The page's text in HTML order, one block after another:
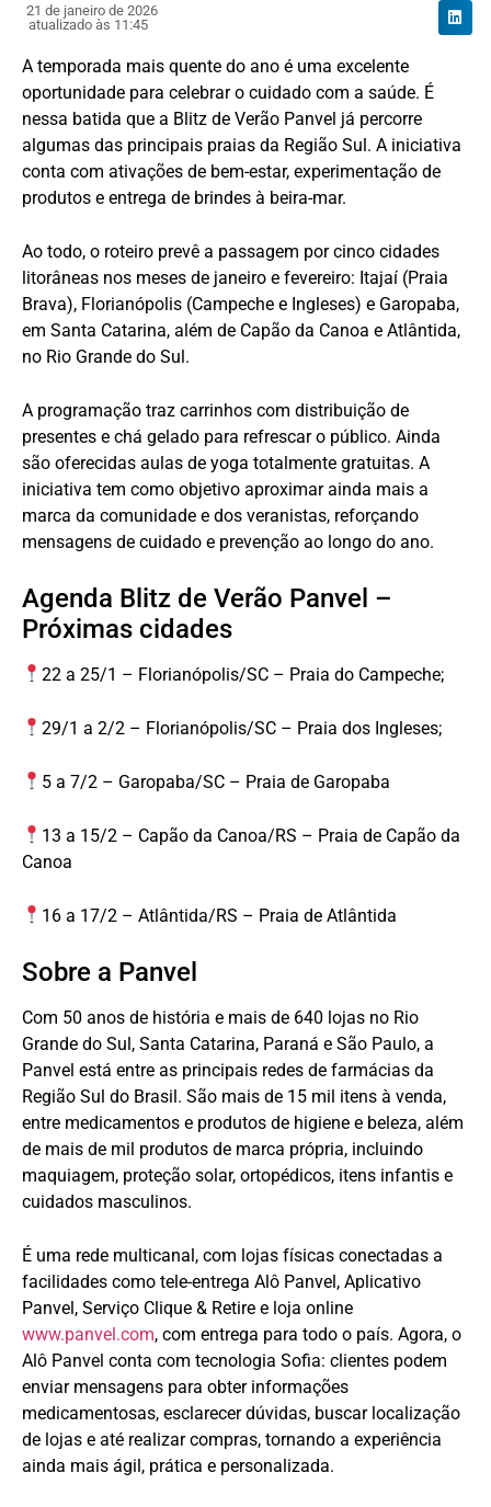
21 de janeiro de 2026
atualizado às 11:45
A temporada mais quente do ano é uma excelente
oportunidade para celebrar o cuidado com a saúde. É
nessa batida que a Blitz de Verão Panvel já percorre
algumas das principais praias da Região Sul. A iniciativa
conta com ativações de bem-estar, experimentação de
produtos e entrega de brindes à beira-mar.
Ao todo, o roteiro prevê a passagem por cinco cidades
litorâneas nos meses de janeiro e fevereiro: Itajaí (Praia
Brava), Florianópolis (Campeche e Ingleses) e Garopaba,
em Santa Catarina, além de Capão da Canoa e Atlântida,
no Rio Grande do Sul.
A programação traz carrinhos com distribuição de
presentes e chá gelado para refrescar o público. Ainda
são oferecidas aulas de yoga totalmente gratuitas. A
iniciativa tem como objetivo aproximar ainda mais a
marca da comunidade e dos veranistas, reforçando
mensagens de cuidado e prevenção ao longo do ano.
Agenda Blitz de Verão Panvel –
Próximas cidades
22 a 25/1 – Florianópolis/SC – Praia do Campeche;
29/1 a 2/2 – Florianópolis/SC – Praia dos Ingleses;
5 a 7/2 – Garopaba/SC – Praia de Garopaba
13 a 15/2 – Capão da Canoa/RS – Praia de Capão da
Canoa
16 a 17/2 – Atlântida/RS – Praia de Atlântida
Sobre a Panvel
Com 50 anos de história e mais de 640 lojas no Rio
Grande do Sul, Santa Catarina, Paraná e São Paulo, a
Panvel está entre as principais redes de farmácias da
Região Sul do Brasil. São mais de 15 mil itens à venda,
entre medicamentos e produtos de higiene e beleza, além
de mais de mil produtos de marca própria, incluindo
maquiagem, proteção solar, ortopédicos, itens infantis e
cuidados masculinos.
É uma rede multicanal, com lojas físicas conectadas a
facilidades como tele-entrega Alô Panvel, Aplicativo
Panvel, Serviço Clique & Retire e loja online
www.panvel.com, com entrega para todo o país. Agora, o
Alô Panvel conta com tecnologia Sofia: clientes podem
enviar mensagens para obter informações
medicamentosas, esclarecer dúvidas, buscar localização
de lojas e até realizar compras, tornando a experiência
ainda mais ágil, prática e personalizada.